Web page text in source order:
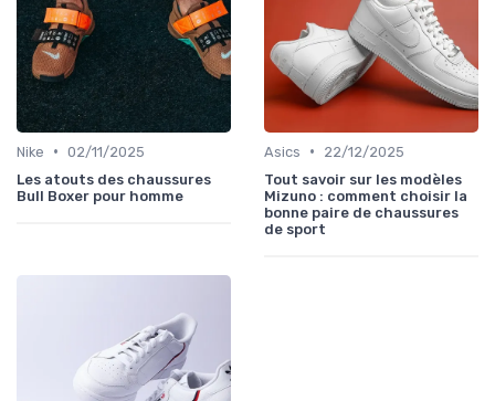
Nike • 02/11/2025
Les atouts des chaussures
Bull Boxer pour homme
Asics •
22/12/2025
Tout savoir sur les modèles
Mizuno : comment choisir la
bonne paire de chaussures
de sport